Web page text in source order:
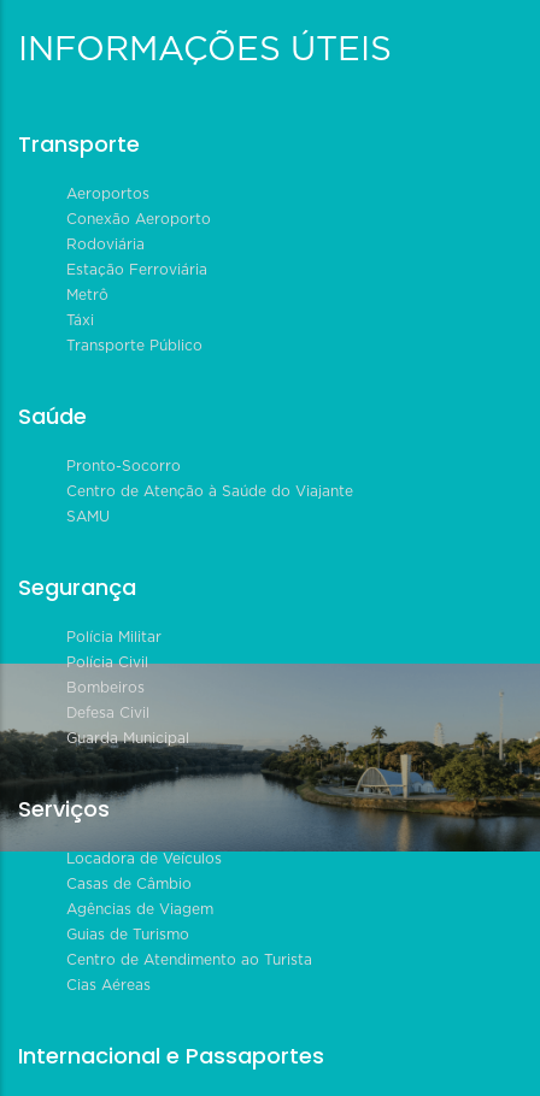
INFORMAÇÕES ÚTEIS
Transporte
Aeroportos
Conexão Aeroporto
Rodoviária
Estação Ferroviária
Metrô
Táxi
Transporte Público
Saúde
Pronto-Socorro
Centro de Atenção à Saúde do Viajante
SAMU
Segurança
Polícia Militar
Polícia Civil
Bombeiros
Defesa Civil
Guarda Municipal
Serviços
Locadora de Veículos
Casas de Câmbio
Agências de Viagem
Guias de Turismo
Centro de Atendimento ao Turista
Cias Aéreas
Internacional e Passaportes